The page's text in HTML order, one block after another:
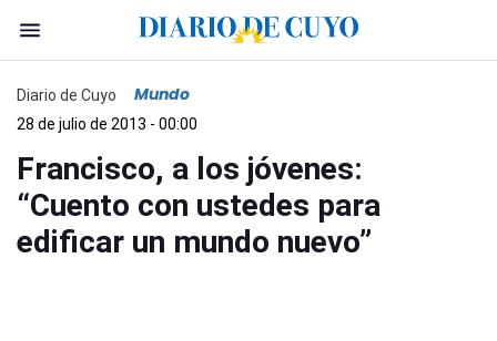
Diario de Cuyo Mundo
28 de julio de 2013 - 00:00
Francisco, a los jóvenes:
“Cuento con ustedes para
edificar un mundo nuevo”